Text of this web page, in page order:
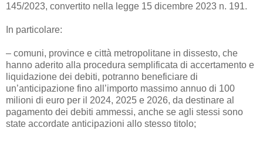
145/2023, convertito nella legge 15 dicembre 2023 n. 191.
In particolare:
– comuni, province e città metropolitane in dissesto, che
hanno aderito alla procedura semplificata di accertamento e
liquidazione dei debiti, potranno beneficiare di
un’anticipazione fino all’importo massimo annuo di 100
milioni di euro per il 2024, 2025 e 2026, da destinare al
pagamento dei debiti ammessi, anche se agli stessi sono
state accordate anticipazioni allo stesso titolo;